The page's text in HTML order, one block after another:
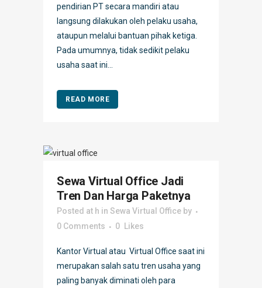
pendirian PT secara mandiri atau
langsung dilakukan oleh pelaku usaha,
ataupun melalui bantuan pihak ketiga.
Pada umumnya, tidak sedikit pelaku
usaha saat ini...
READ MORE
Sewa Virtual Office Jadi
Tren Dan Harga Paketnya
Posted at h in Sewa Virtual Office by
0 Comments
0 Likes
Kantor Virtual atau Virtual Office saat ini
merupakan salah satu tren usaha yang
paling banyak diminati oleh para